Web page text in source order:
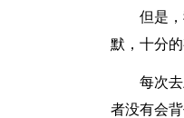
但是
默，十分
每次
者没有会